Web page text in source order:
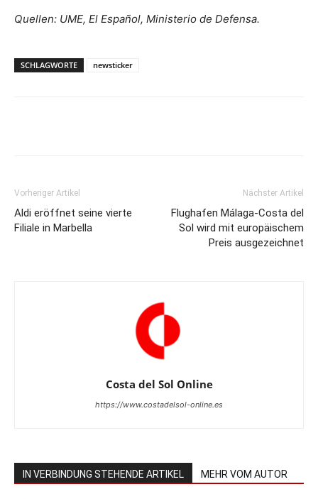
Quellen: UME, El Español, Ministerio de Defensa.
SCHLAGWORTE newsticker
Vorheriger Artikel
Aldi eröffnet seine vierte
Filiale in Marbella
Nächster Artikel
Flughafen Málaga-Costa del
Sol wird mit europäischem
Preis ausgezeichnet
Costa del Sol Online
https://www.costadelsol-online.es
IN VERBINDUNG STEHENDE ARTIKEL MEHR VOM AUTOR